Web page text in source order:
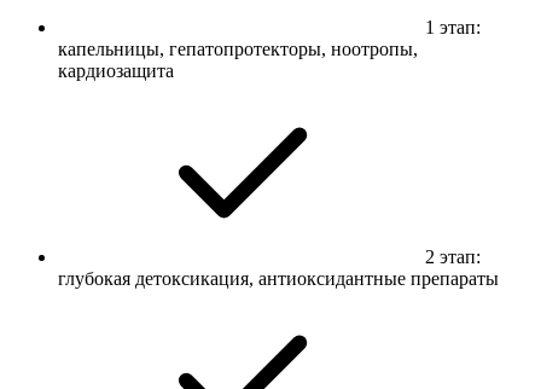
1 этап:
капельницы, гепатопротекторы, ноотропы,
кардиозащита
2 этап:
глубокая детоксикация, антиоксидантные препараты